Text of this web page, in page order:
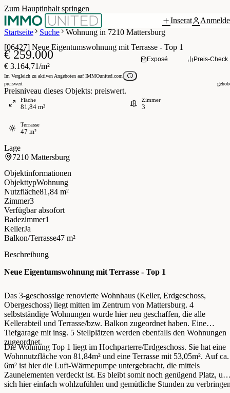
Zum Hauptinhalt springen
Inserat
Startseite
Suche Wohnung in 7210 Mattersburg
/ 20Grundriss
[06427] Neue Eigentumswohnung mit Terrasse - Top 1
€ 259.000
€ 3.164,71/m²
Im Vergleich zu aktiven Angeboten auf IMMOunited.com
preiswert
Preisniveau dieses Objekts: preiswert.
Preis-Check
Exposé
Fläche
81,84 m²
Zimmer
3
Terrasse
47 m²
Lage
7210 Mattersburg
Objektinformationen
ObjekttypWohnung
Nutzfläche81,84 m²
Zimmer3
Verfügbar absofort
Badezimmer1
KellerJa
Balkon/Terrasse47 m²
Beschreibung
Neue Eigentumswohnung mit Terrasse - Top 1
Das 3-geschossige renovierte Wohnhaus (Keller, Erdgeschoss,
Obergeschoss) liegt mitten im Zentrum von Mattersburg. 4
selbstständige Wohnungen wurde hier neu geschaffen, die alle
Kellerabteil und Terrasse/bzw. Balkon zugeordnet haben. Eine
Tiefgarage mit insg. 5 Stellplätzen werden ebenfalls den Wohnungen
zugeordnet.
Die Wohnung Top 1 liegt im Hochparterre/Erdgeschoss. Sie hat eine
Wohnnutzfläche von 81,84m² und eine Terrasse mit 53,05m². Auf ca.
6m² ist hier die Luft-Wärmepumpe untergebracht, die mittels
Zaunelementen verdeckt ist. Es bleibt somit noch genügend Platz, um
sich hier einfach wohlzufühlen und gemütliche Stunden zu